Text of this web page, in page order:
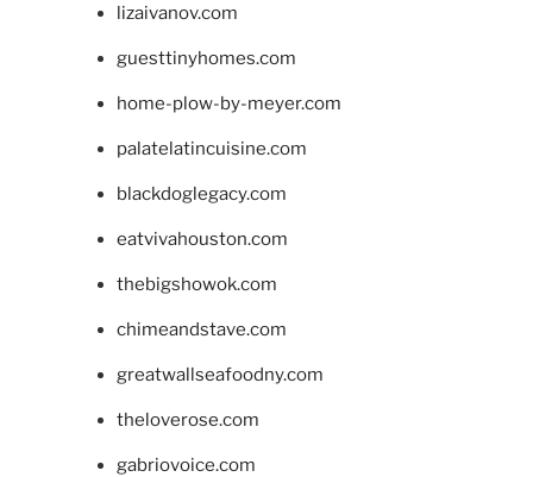
lizaivanov.com
guesttinyhomes.com
home-plow-by-meyer.com
palatelatincuisine.com
blackdoglegacy.com
eatvivahouston.com
thebigshowok.com
chimeandstave.com
greatwallseafoodny.com
theloverose.com
gabriovoice.com